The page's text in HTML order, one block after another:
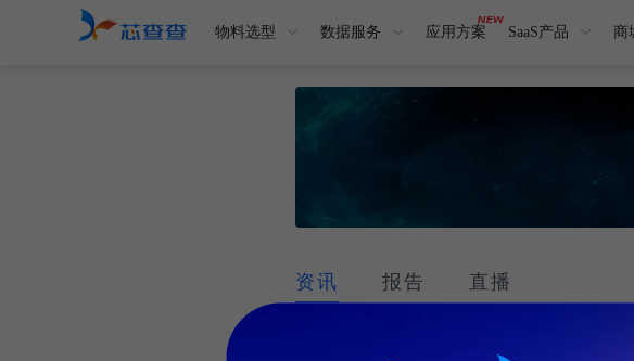
物料选型 数据服务 应用方案 SaaS产品 商
资讯 报告 直播